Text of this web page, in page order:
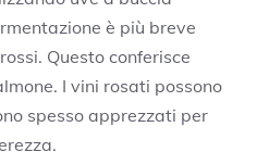
è più breve
Questo conferisce
I vini rosati possono
spesso apprezzati per